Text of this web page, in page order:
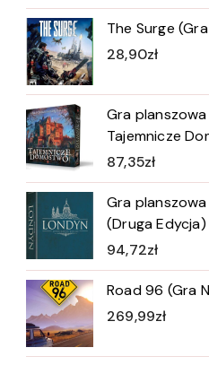
The Surge
28,90zł
Gra
Tajemnicze
87,35zł
Gra
(Druga Edycja)
94,72zł
Road 96 (Gra
269,99zł